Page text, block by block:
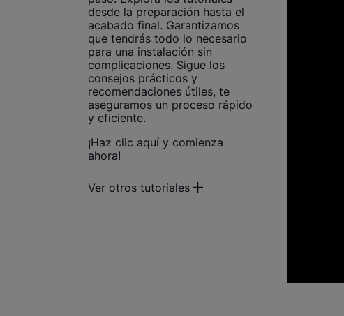
desde la preparación hasta el
acabado final. Garantizamos
que tendrás todo lo necesario
para una instalación sin
complicaciones. Sigue los
consejos prácticos y
recomendaciones útiles, te
aseguramos un proceso rápido
y eficiente.
¡Haz clic aquí y comienza
ahora!
Ver otros tutoriales